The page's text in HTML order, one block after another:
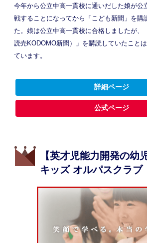
今年から公立中高一貫校に通いだした娘が公
戦することになってから「こども新聞」を購
た。娘は公立中高一貫校に合格しましたが、
読売KODOMO新聞）」を購読していたこと
ています。
詳細ページ
公式ページ
【英才児能力開発の幼
キッズ オルパスクラブ